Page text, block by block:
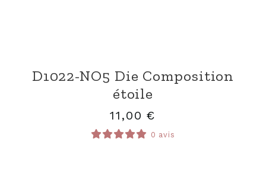
D1022-NO5 Die Composition
étoile
11,00 €
0 avis